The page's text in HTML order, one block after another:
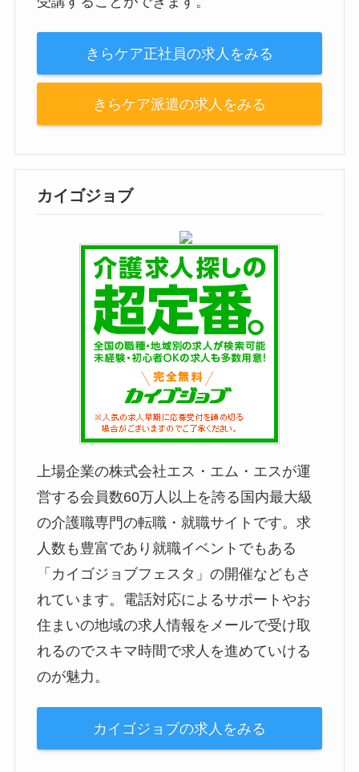
きらケア正社員の求人をみる
きらケア派遣の求人をみる
カイゴジョブ
上場企業の株式会社エス・エム・エスが運
営する会員数60万人以上を誇る国内最大級
の介護職専門の転職・就職サイトです。求
人数も豊富であり就職イベントでもある
「カイゴジョブフェスタ」の開催などもさ
れています。電話対応によるサポートやお
住まいの地域の求人情報をメールで受け取
れるのでスキマ時間で求人を進めていける
のが魅力。
カイゴジョブの求人をみる